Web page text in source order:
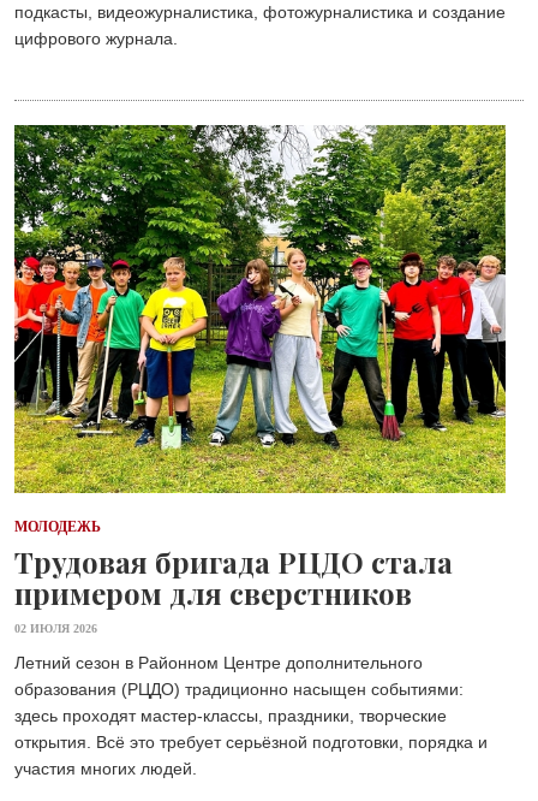
подкасты, видеожурналистика, фотожурналистика и создание
цифрового журнала.
МОЛОДЕЖЬ
Трудовая бригада РЦДО стала
примером для сверстников
02 ИЮЛЯ 2026
Летний сезон в Районном Центре дополнительного
образования (РЦДО) традиционно насыщен событиями:
здесь проходят мастер-классы, праздники, творческие
открытия. Всё это требует серьёзной подготовки, порядка и
участия многих людей.